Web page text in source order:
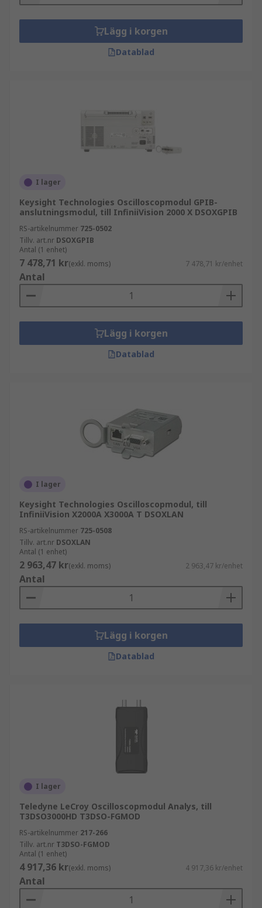
Lägg i korgen
Datablad
I lager
Keysight Technologies Oscilloscopmodul GPIB-
anslutningsmodul, till InfiniiVision 2000 X DSOXGPIB
RS-artikelnummer 725-0502
Tillv. art.nr DSOXGPIB
Antal (1 enhet)
7 478,71 kr(exkl. moms) 7 478,71 kr/enhet
Antal
Lägg i korgen
Datablad
I lager
Keysight Technologies Oscilloscopmodul, till
InfiniiVision X2000A X3000A T DSOXLAN
RS-artikelnummer 725-0508
Tillv. art.nr DSOXLAN
Antal (1 enhet)
2 963,47 kr(exkl. moms) 2 963,47 kr/enhet
Antal
Lägg i korgen
Datablad
I lager
Teledyne LeCroy Oscilloscopmodul Analys, till
T3DSO3000HD T3DSO-FGMOD
RS-artikelnummer 217-266
Tillv. art.nr T3DSO-FGMOD
Antal (1 enhet)
4 917,36 kr(exkl. moms) 4 917,36 kr/enhet
Antal